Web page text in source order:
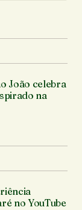
João celebra
na
no YouTube